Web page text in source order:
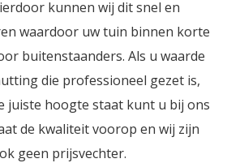
kunnen wij dit snel en
waardoor uw tuin binnen korte
buitenstaanders. Als u waarde
die professioneel gezet is,
juiste hoogte staat kunt u bij ons
de kwaliteit voorop en wij zijn
geen prijsvechter.